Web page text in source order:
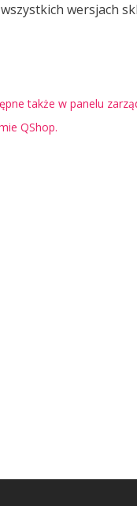
wersjach
także w panelu
QShop.